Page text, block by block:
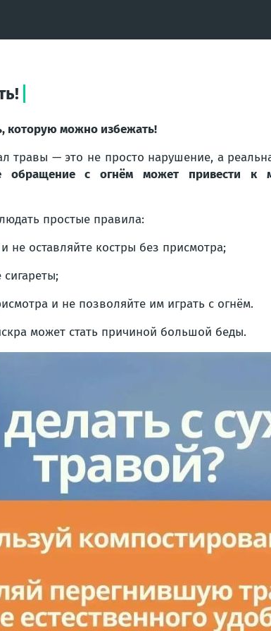
которую можно избежать!
травы — это не просто нарушение, а
обращение с огнём может привести
простые правила:
не оставляйте костры без присмотра;
и не позволяйте им играть с огнём.
может стать причиной большой беды.